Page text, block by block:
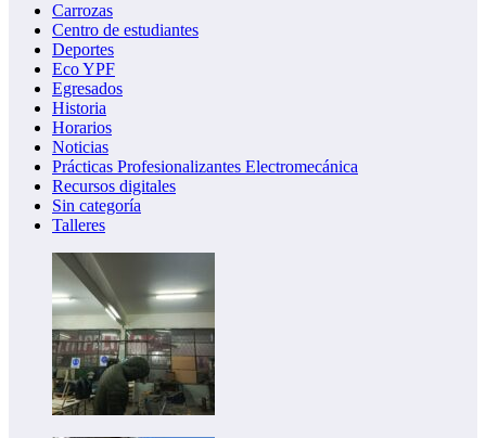
Carrozas
Centro de estudiantes
Deportes
Eco YPF
Egresados
Historia
Horarios
Noticias
Prácticas Profesionalizantes Electromecánica
Recursos digitales
Sin categoría
Talleres